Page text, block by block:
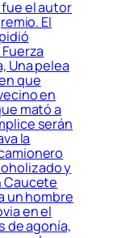
el autor
El
Una pelea
que
en
mató a
serán
la
y
Caucete
un hombre
en el
de agonía,